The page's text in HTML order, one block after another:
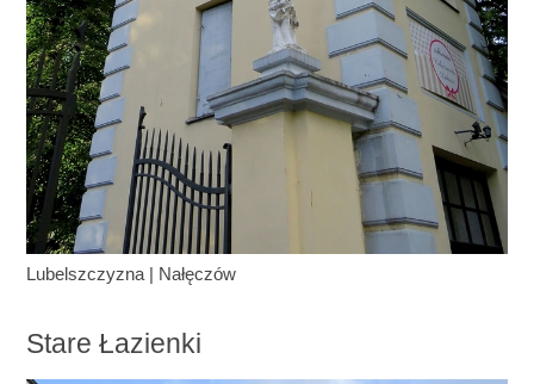
Lubelszczyzna | Nałęczów
Stare Łazienki